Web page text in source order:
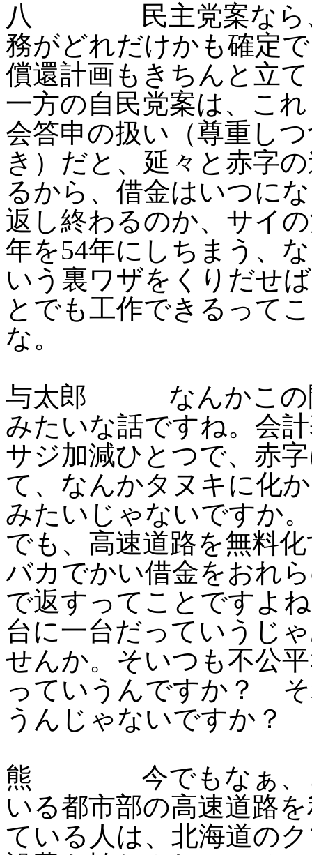
八 民主党案なら、
務がどれだけかも確定
償還計画もきちんと立
一方の自民党案は、こ
会答申の扱い（尊重し
き）だと、延々と赤字
るから、借金はいつに
返し終わるのか、サイ
年を54年にしちまう、
いう裏ワザをくりだせ
とでも工作できるって
な。
与太郎 なんかこの間
みたいな話ですね。会
サジ加減ひとつで、赤
て、なんかタヌキに化
みたいじゃないですか。
でも、高速道路を無料
バカでかい借金をおれ
で返すってことですよ
台に一台だっていうじ
せんか。そいつも不公
っていうんですか？
うんじゃないですか？
熊 今でもなぁ、と
いる都市部の高速道路
ている人は、北海道の